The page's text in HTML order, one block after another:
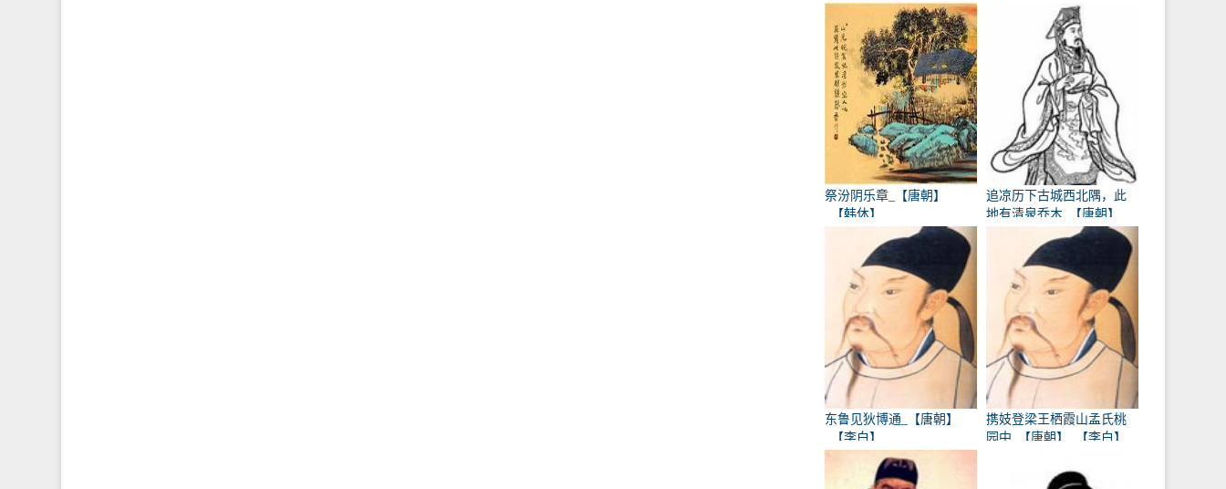
祭汾阴乐章_【唐朝】
_【韩休】
追凉历下古城西北隅，此
地有清泉乔木_【唐朝】
东鲁见狄博通_【唐朝】
_【李白】
携妓登梁王栖霞山孟氏桃
园中_【唐朝】_【李白】